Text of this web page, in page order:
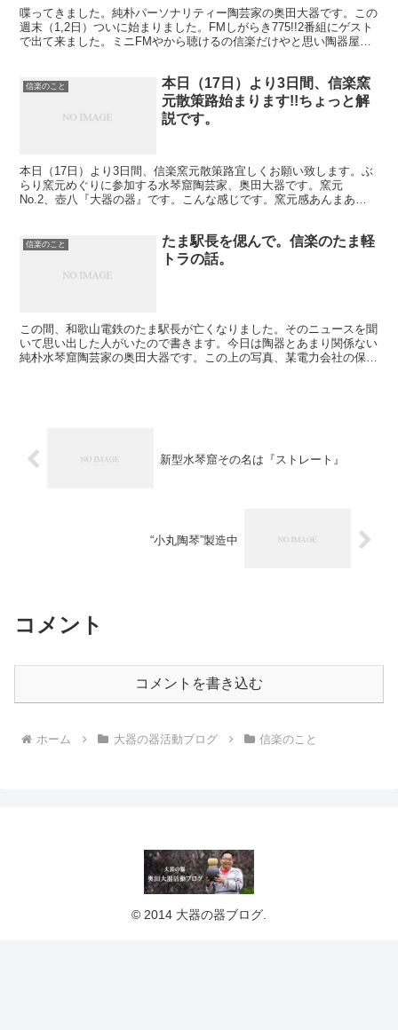
喋ってきました。純朴パーソナリティー陶芸家の奥田大器です。この
週末（1,2日）ついに始まりました。FMしがらき775!!2番組にゲスト
で出て来ました。ミニFMやから聴けるの信楽だけやと思い陶器屋と
信楽のこと
本日（17日）より3日間、信楽窯
元散策路始まります!!ちょっと解
説です。
本日（17日）より3日間、信楽窯元散策路宜しくお願い致します。ぶ
らり窯元めぐりに参加する水琴窟陶芸家、奥田大器です。窯元
No.2、壺八『大器の器』です。こんな感じです。窯元感あんまあり
信楽のこと
たま駅長を偲んで。信楽のたま軽
トラの話。
この間、和歌山電鉄のたま駅長が亡くなりました。そのニュースを聞
いて思い出した人がいたので書きます。今日は陶器とあまり関係ない
純朴水琴窟陶芸家の奥田大器です。この上の写真、某電力会社の保安
新型水琴窟その名は『ストレート』
“小丸陶琴”製造中
コメント
コメントを書き込む
ホーム 大器の器活動ブログ 信楽のこと
© 2014 大器の器ブログ.